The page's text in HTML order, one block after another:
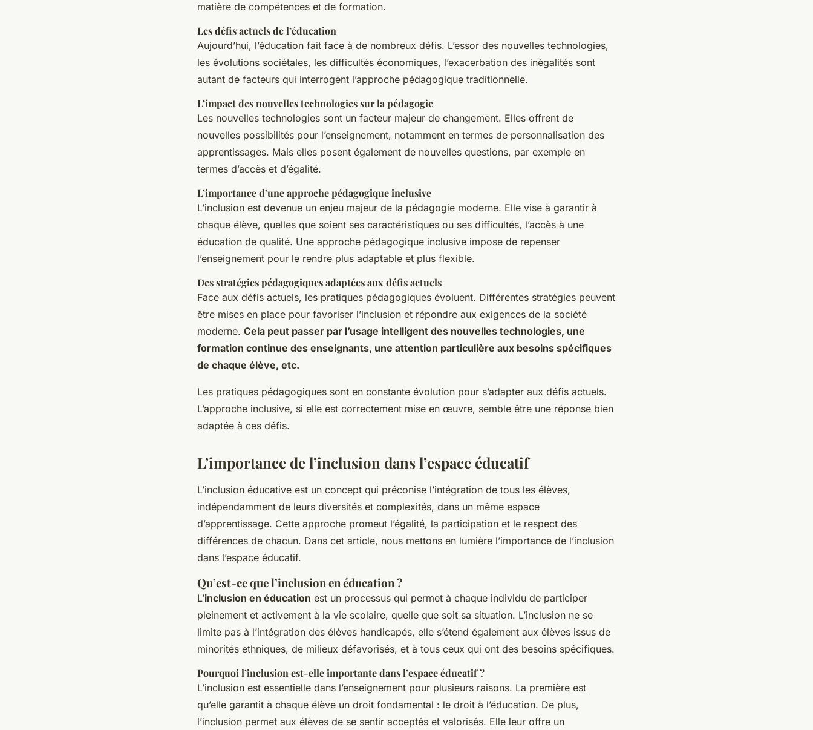
matière de compétences et de formation.
Les défis actuels de l’éducation
Aujourd’hui, l’éducation fait face à de nombreux défis. L’essor des nouvelles technologies,
les évolutions sociétales, les difficultés économiques, l’exacerbation des inégalités sont
autant de facteurs qui interrogent l’approche pédagogique traditionnelle.
L’impact des nouvelles technologies sur la pédagogie
Les nouvelles technologies sont un facteur majeur de changement. Elles offrent de
nouvelles possibilités pour l’enseignement, notamment en termes de personnalisation des
apprentissages. Mais elles posent également de nouvelles questions, par exemple en
termes d’accès et d’égalité.
L’importance d’une approche pédagogique inclusive
L’inclusion est devenue un enjeu majeur de la pédagogie moderne. Elle vise à garantir à
chaque élève, quelles que soient ses caractéristiques ou ses difficultés, l’accès à une
éducation de qualité. Une approche pédagogique inclusive impose de repenser
l’enseignement pour le rendre plus adaptable et plus flexible.
Des stratégies pédagogiques adaptées aux défis actuels
Face aux défis actuels, les pratiques pédagogiques évoluent. Différentes stratégies peuvent
être mises en place pour favoriser l’inclusion et répondre aux exigences de la société
moderne. Cela peut passer par l’usage intelligent des nouvelles technologies, une
formation continue des enseignants, une attention particulière aux besoins spécifiques
de chaque élève, etc.
Les pratiques pédagogiques sont en constante évolution pour s’adapter aux défis actuels.
L’approche inclusive, si elle est correctement mise en œuvre, semble être une réponse bien
adaptée à ces défis.
L’importance de l’inclusion dans l’espace éducatif
L’inclusion éducative est un concept qui préconise l’intégration de tous les élèves,
indépendamment de leurs diversités et complexités, dans un même espace
d’apprentissage. Cette approche promeut l’égalité, la participation et le respect des
différences de chacun. Dans cet article, nous mettons en lumière l’importance de l’inclusion
dans l’espace éducatif.
Qu’est-ce que l’inclusion en éducation ?
L’inclusion en éducation est un processus qui permet à chaque individu de participer
pleinement et activement à la vie scolaire, quelle que soit sa situation. L’inclusion ne se
limite pas à l’intégration des élèves handicapés, elle s’étend également aux élèves issus de
minorités ethniques, de milieux défavorisés, et à tous ceux qui ont des besoins spécifiques.
Pourquoi l’inclusion est-elle importante dans l’espace éducatif ?
L’inclusion est essentielle dans l’enseignement pour plusieurs raisons. La première est
qu’elle garantit à chaque élève un droit fondamental : le droit à l’éducation. De plus,
l’inclusion permet aux élèves de se sentir acceptés et valorisés. Elle leur offre un